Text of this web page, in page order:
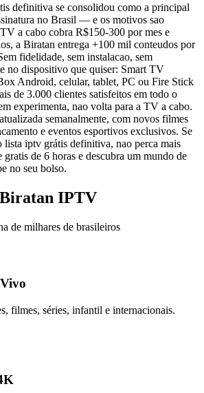
definitiva se consolidou como a principal
no Brasil — e os motivos sao
a cabo cobra R$150-300 por mes e
a Biratan entrega +100 mil conteudos por
fidelidade, sem instalacao, sem
no dispositivo que quiser: Smart TV
Android, celular, tablet, PC ou Fire Stick
de 3.000 clientes satisfeitos em todo o
experimenta, nao volta para a TV a cabo.
semanalmente, com novos filmes
e eventos esportivos exclusivos. Se
lista iptv grátis definitiva, nao perca mais
de 6 horas e descubra um mundo de
no seu bolso.
Biratan IPTV
de milhares de brasileiros
filmes, séries, infantil e internacionais.